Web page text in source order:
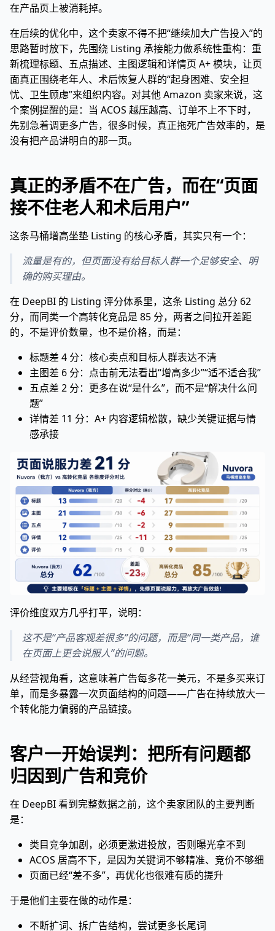
在产品页上被消耗掉。
在后续的优化中，这个卖家不得不把“继续加大广告投入”的
思路暂时放下，先围绕 Listing 承接能力做系统性重构：重
新梳理标题、五点描述、主图逻辑和详情页 A+ 模块，让页
面真正围绕老年人、术后恢复人群的“起身困难、安全担
忧、卫生顾虑”来组织内容。对其他 Amazon 卖家来说，这
个案例提醒的是：当 ACOS 越压越高、订单不上不下时，
先别急着调更多广告，很多时候，真正拖死广告效率的，是
没有把产品讲明白的那一页。
真正的矛盾不在广告，而在“页面
接不住老人和术后用户”
这条马桶增高坐垫 Listing 的核心矛盾，其实只有一个：
流量是有的，但页面没有给目标人群一个足够安全、明
确的购买理由。
在 DeepBI 的 Listing 评分体系里，这条 Listing 总分 62
分，而同类一个高转化竞品是 85 分，两者之间拉开差距
的，不是评价数量，也不是价格，而是：
标题差 4 分：核心卖点和目标人群表达不清
主图差 6 分：点击前无法看出“增高多少”“适不适合我”
五点差 2 分：更多在说“是什么”，而不是“解决什么问
题”
详情差 11 分：A+ 内容逻辑松散，缺少关键证据与情
感承接
评价维度双方几乎打平，说明：
这不是“产品客观差很多”的问题，而是“同一类产品，谁
在页面上更会说服人”的问题。
从经营视角看，这意味着广告每多花一美元，不是多买来订
单，而是多暴露一次页面结构的问题——广告在持续放大一
个转化能力偏弱的产品链接。
客户一开始误判：把所有问题都
归因到广告和竞价
在 DeepBI 看到完整数据之前，这个卖家团队的主要判断
是：
类目竞争加剧，必须更激进投放，否则曝光拿不到
ACOS 居高不下，是因为关键词不够精准、竞价不够细
页面已经“差不多”，再优化也很难有质的提升
于是他们主要在做的动作是：
不断扩词、拆广告结构，尝试更多长尾词